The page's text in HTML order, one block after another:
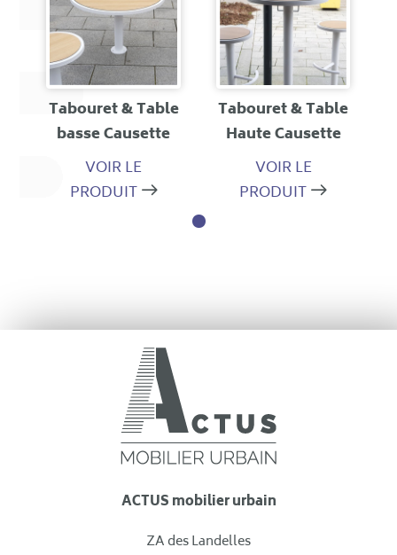
Tabouret & Table
basse Causette
VOIR LE
PRODUIT
Tabouret & Table
Haute Causette
VOIR LE
PRODUIT
ACTUS mobilier urbain
ZA des Landelles